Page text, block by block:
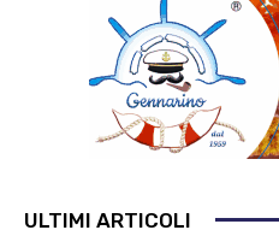
ULTIMI ARTICOLI